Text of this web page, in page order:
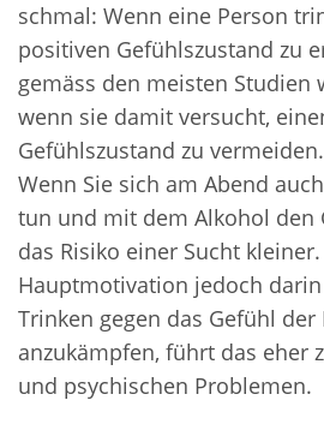
schmal: Wenn eine Person
positiven Gefühlszustand zu
gemäss den meisten Studien
wenn sie damit versucht,
Gefühlszustand zu
Wenn Sie sich am Abend
tun und mit dem Alkohol den
das Risiko einer Sucht
Hauptmotivation jedoch
Trinken gegen das Gefühl der
anzukämpfen, führt das eher
und psychischen Problemen.